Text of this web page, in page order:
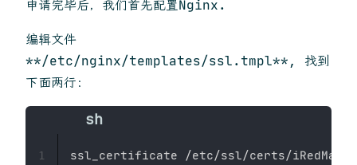
申请完毕后，我们首先配置Nginx.
编辑文件
**/etc/nginx/templates/ssl.tmpl**, 找到
下面两行：
ssl_certificate /etc/ssl/certs/
1